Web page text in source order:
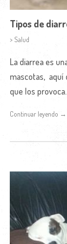
Tipos de
> Salud
La diarrea es
mascotas, aquí
que los provoca.
Continuar leyendo →